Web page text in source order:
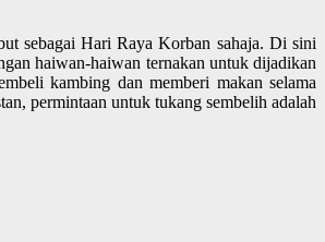
sebagai Hari Raya Korban sahaja. Di sini
haiwan-haiwan ternakan untuk dijadikan
kambing dan memberi makan selama
permintaan untuk tukang sembelih adalah